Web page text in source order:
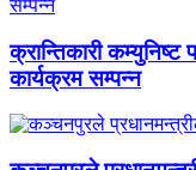
क्रान्तिकारी कम्युनिष्ट
कार्यक्रम सम्पन्न